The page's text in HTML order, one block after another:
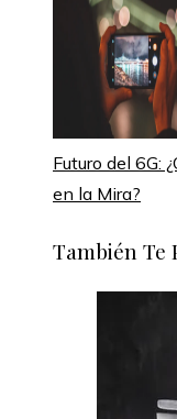
Futuro del 6G:
en la Mira?
También Te